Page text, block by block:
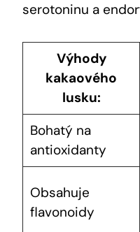
serotoninu ‌a
Výhody
kakaového
lusku:
Bohatý na
antioxidanty
Obsahuje
flavonoidy